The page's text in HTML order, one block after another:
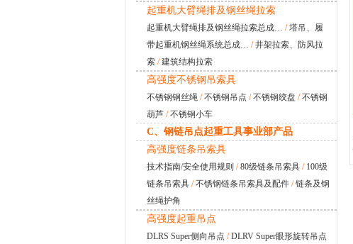
起重机大臂绳排及钢丝绳拉索
起重机大臂绳排及钢丝绳拉索总成… /塔吊、履
带起重机钢丝绳系统总成… /井架拉索、防风拉
索 /建筑结构拉索
高强度不锈钢吊索具
不锈钢钢丝绳 /不锈钢吊点 /不锈钢绞盘 /不锈钢
葫芦 /不锈钢小车
C、钢链吊点起重工具事业部产品
高强度链条吊索具
技术指南/安全使用规则 /80级链条吊索具 / 100级
链条吊索具 /不锈钢链条吊索具及配件 /链条及钢
丝绳护角
高强度起重吊点
DLRS Super侧向吊点 /DLRV Super眼形旋转吊点